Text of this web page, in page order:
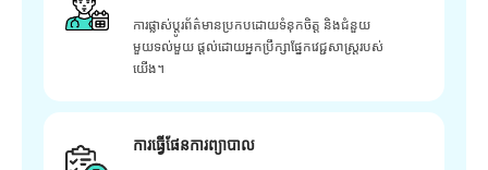
ការផ្លាស់ប្តូរព័ត៌មានប្រកបដោយទំនុកចិត្ត និងជំនួយ
មួយទល់មួយ ផ្តល់ដោយអ្នកប្រឹក្សាផ្នែកវេជ្ជសាស្រ្តរបស់
យើង។
ការធ្វើផែនការព្យាបាល